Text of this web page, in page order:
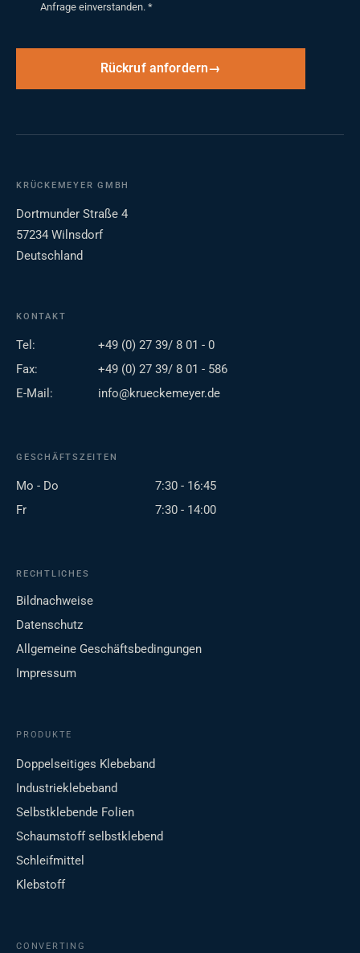
Anfrage einverstanden. *
Rückruf anfordern
KRÜCKEMEYER GMBH
Dortmunder Straße 4
57234 Wilnsdorf
Deutschland
KONTAKT
Tel:
+49 (0) 27 39/ 8 01 - 0
Fax:
+49 (0) 27 39/ 8 01 - 586
E-Mail:
info@krueckemeyer.de
GESCHÄFTSZEITEN
Mo - Do
7:30 - 16:45
Fr
7:30 - 14:00
RECHTLICHES
Bildnachweise
Datenschutz
Allgemeine Geschäftsbedingungen
Impressum
PRODUKTE
Doppelseitiges Klebeband
Industrieklebeband
Selbstklebende Folien
Schaumstoff selbstklebend
Schleifmittel
Klebstoff
CONVERTING